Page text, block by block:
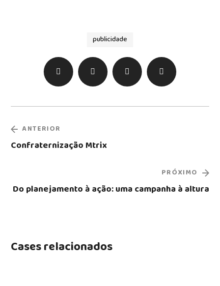
publicidade
ANTERIOR
Confraternização Mtrix
PRÓXIMO
Do planejamento à ação: uma campanha à altura
Cases relacionados